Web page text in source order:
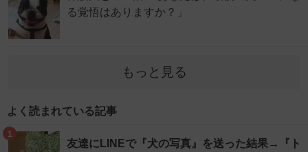
る覚悟はありますか？」
もっと見る
よく読まれている記事
1
友達にLINEで『犬の写真』を送った結果→『ト